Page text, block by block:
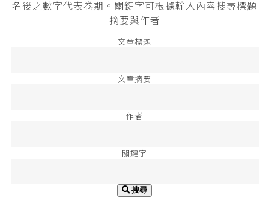
名後之數字代表卷期。關鍵字可根據輸入內容搜尋標題
摘要與作者
文章標題
文章摘要
作者
關鍵字
搜尋